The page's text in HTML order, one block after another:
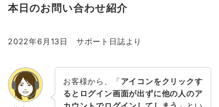
本日のお問い合わせ紹介
2022年6月13日 サポート日誌より
お客様から、「アイコンをクリックす
るとログイン画面が出ずに他の人のア